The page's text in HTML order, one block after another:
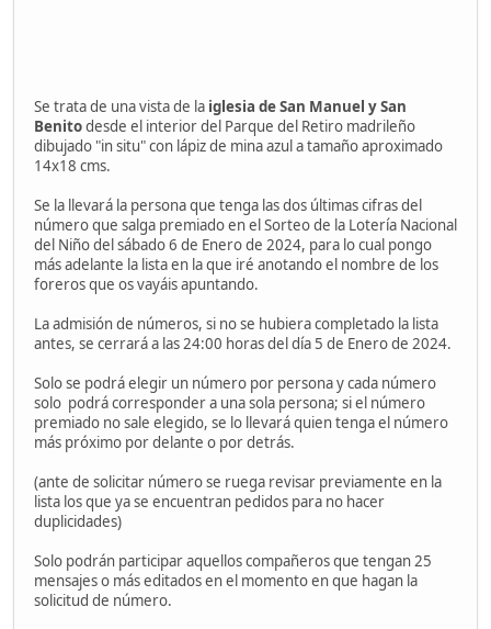
Se trata de una vista de la iglesia de San Manuel y San
Benitodesde el interior del Parque del Retiro madrileño
dibujado "in situ" con lápiz de mina azul a tamaño aproximado
14x18 cms.
Se la llevará la persona que tenga las dos últimas cifras del
número que salga premiado en el Sorteo de la Lotería Nacional
del Niño del sábado 6 de Enero de 2024, para lo cual pongo
más adelante la lista en la que iré anotando el nombre de los
foreros que os vayáis apuntando.
La admisión de números, si no se hubiera completado la lista
antes, se cerrará a las 24:00 horas del día 5 de Enero de 2024.
Solo se podrá elegir un número por persona y cada número
solo podrá corresponder a una sola persona; si el número
premiado no sale elegido, se lo llevará quien tenga el número
más próximo por delante o por detrás.
(ante de solicitar número se ruega revisar previamente en la
lista los que ya se encuentran pedidos para no hacer
duplicidades)
Solo podrán participar aquellos compañeros que tengan 25
mensajes o más editados en el momento en que hagan la
solicitud de número.